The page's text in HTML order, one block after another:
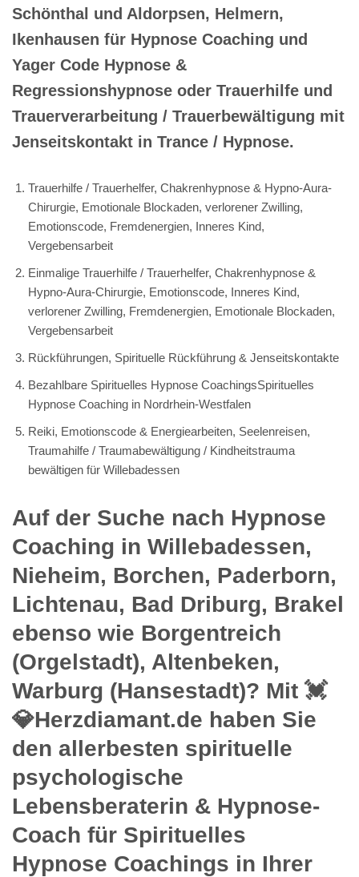
Schönthal und Aldorpsen, Helmern,
Ikenhausen für Hypnose Coaching und
Yager Code Hypnose &
Regressionshypnose oder Trauerhilfe und
Trauerverarbeitung / Trauerbewältigung mit
Jenseitskontakt in Trance / Hypnose.
Trauerhilfe / Trauerhelfer, Chakrenhypnose & Hypno-Aura-
Chirurgie, Emotionale Blockaden, verlorener Zwilling,
Emotionscode, Fremdenergien, Inneres Kind,
Vergebensarbeit
Einmalige Trauerhilfe / Trauerhelfer, Chakrenhypnose &
Hypno-Aura-Chirurgie, Emotionscode, Inneres Kind,
verlorener Zwilling, Fremdenergien, Emotionale Blockaden,
Vergebensarbeit
Rückführungen, Spirituelle Rückführung & Jenseitskontakte
Bezahlbare Spirituelles Hypnose CoachingsSpirituelles
Hypnose Coaching in Nordrhein-Westfalen
Reiki, Emotionscode & Energiearbeiten, Seelenreisen,
Traumahilfe / Traumabewältigung / Kindheitstrauma
bewältigen für Willebadessen
Auf der Suche nach Hypnose
Coaching in Willebadessen,
Nieheim, Borchen, Paderborn,
Lichtenau, Bad Driburg, Brakel
ebenso wie Borgentreich
(Orgelstadt), Altenbeken,
Warburg (Hansestadt)? Mit 💓️
💎Herzdiamant.de haben Sie
den allerbesten spirituelle
psychologische
Lebensberaterin & Hypnose-
Coach für Spirituelles
Hypnose Coachings in Ihrer